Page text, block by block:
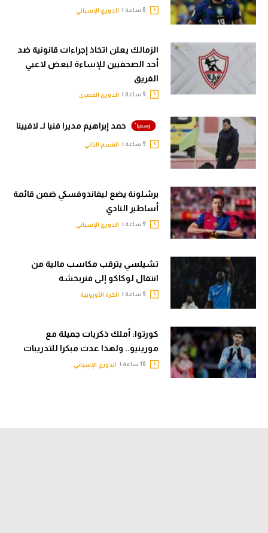
الدوري الإسباني
الزمالك يعلن اتخاذ إجراءات قانونية ضد
أحد الصحفيين للإساءة لبعض لاعبي
الفريق
الدوري المصري
حمد إبراهيم مديرا فنيا لـ لافيينا
القسم الثاني
برشلونة يضع ليفاندوفسكي ضمن قائمة
أساطير النادي
الدوري الإسباني
تشيلسي يترقب مكاسب مالية من
انتقال لوكاكو إلى فنربخشة
الكرة الأوروبية
كورتوا: أملك ذكريات جميلة مع
مورينيو.. ولهذا عدت مبكرا للتدريبات
الدوري الإسباني